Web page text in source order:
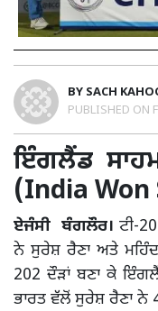
BY SACH
PUBLISHED ON
ਇੰਗਲੈਂਡ
(India Won
ਏਜੰਸੀ ਬੰਗਲੌਰ। ਟੀ-
ਨੇ ਸੁਰੇਸ਼ ਰੈਣਾ ਅਤੇ
202 ਦੌੜਾਂ ਬਣਾ ਕੇ
ਭਾਰਤ ਵੱਲੋਂ ਸੁਰੇਸ਼ ਰੈਣਾ ਨੇ